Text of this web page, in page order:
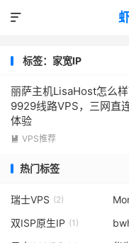

标签：家宽IP
丽萨主机LisaHost怎么
9929线路VPS，三网直
体验
 VPS推荐
热门标签
瑞士VPS (2)
双ISP原生IP (1)